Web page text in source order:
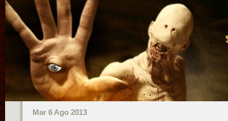
Mar 6 Ago 2013